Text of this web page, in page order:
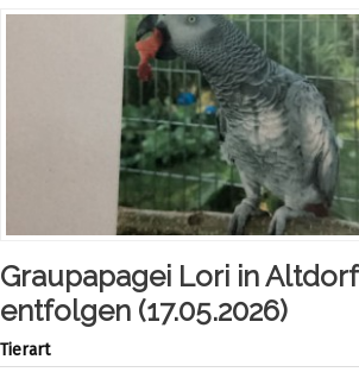
Graupapagei Lori in Altdorf
entfolgen (17.05.2026)
Tierart